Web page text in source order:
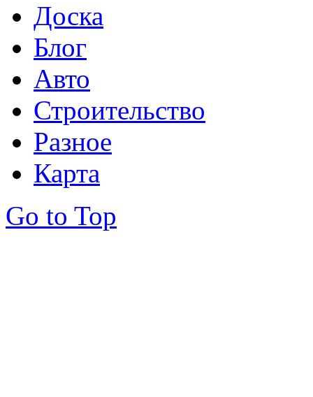
Доска
Блог
Авто
Строительство
Разное
Карта
Go to Top